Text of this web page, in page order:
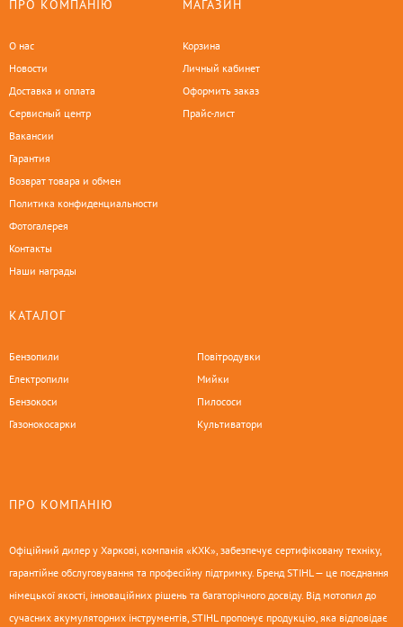
ПРО КОМПАНІЮ
О нас
Новости
Доставка и оплата
Сервисный центр
Вакансии
Гарантия
Возврат товара и обмен
Политика конфиденциальности
Фотогалерея
Контакты
Наши награды
МАГАЗИН
Корзина
Личный кабинет
Оформить заказ
Прайс-лист
КАТАЛОГ
Бензопили
Електропили
Бензокоси
Газонокосарки
Повітродувки
Мийки
Пилососи
Культиватори
ПРО КОМПАНІЮ
Офіційний дилер у Харкові, компанія «КХК», забезпечує сертифіковану техніку,
гарантійне обслуговування та професійну підтримку. Бренд STIHL — це поєднання
німецької якості, інноваційних рішень та багаторічного досвіду. Від мотопил до
сучасних акумуляторних інструментів, STIHL пропонує продукцію, яка відповідає